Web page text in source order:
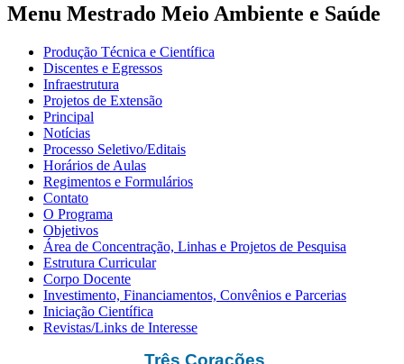
Menu Mestrado Meio Ambiente e Saúde
Produção Técnica e Científica
Discentes e Egressos
Infraestrutura
Projetos de Extensão
Principal
Notícias
Processo Seletivo/Editais
Horários de Aulas
Regimentos e Formulários
Contato
O Programa
Objetivos
Área de Concentração, Linhas e Projetos de Pesquisa
Estrutura Curricular
Corpo Docente
Investimento, Financiamentos, Convênios e Parcerias
Iniciação Científica
Revistas/Links de Interesse
Três Corações